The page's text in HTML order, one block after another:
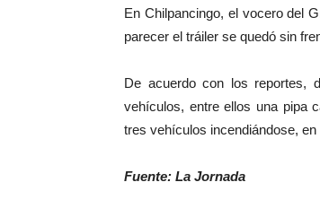
En Chilpancingo, el vocero del
parecer el tráiler se quedó sin
De acuerdo con los reportes,
vehículos, entre ellos una pipa
tres vehículos incendiándose,
Fuente: La Jornada